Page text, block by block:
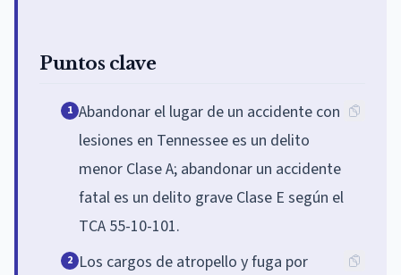
Puntos clave
1 Abandonar el lugar de un accidente con
lesiones en Tennessee es un delito
menor Clase A; abandonar un accidente
fatal es un delito grave Clase E según el
TCA 55-10-101.
2 Los cargos de atropello y fuga por